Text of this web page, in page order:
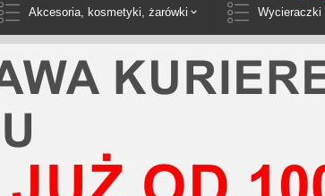
Akcesoria, kosmetyki, żarówki Wycieraczki